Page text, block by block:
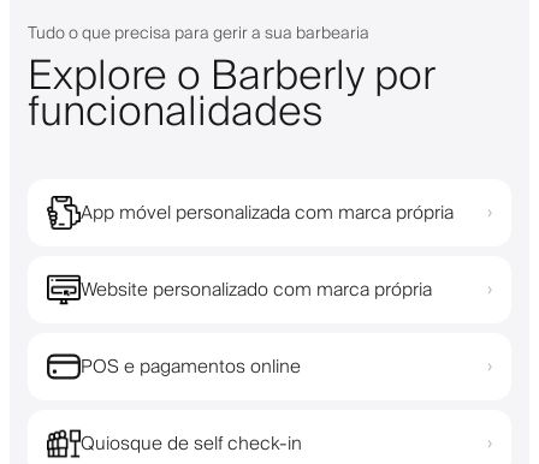
Tudo o que precisa para gerir a sua barbearia
Explore o Barberly por
funcionalidades
App móvel personalizada com marca própria ›
Website personalizado com marca própria ›
POS e pagamentos online ›
Quiosque de self check-in ›